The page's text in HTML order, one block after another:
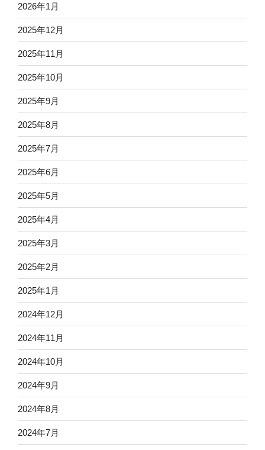
2026年1月
2025年12月
2025年11月
2025年10月
2025年9月
2025年8月
2025年7月
2025年6月
2025年5月
2025年4月
2025年3月
2025年2月
2025年1月
2024年12月
2024年11月
2024年10月
2024年9月
2024年8月
2024年7月